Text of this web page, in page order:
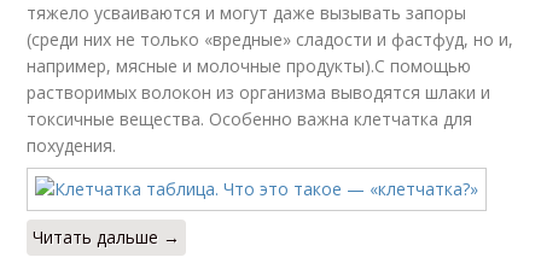
тяжело усваиваются и могут даже вызывать запоры
(среди них не только «вредные» сладости и фастфуд, но и,
например, мясные и молочные продукты).С помощью
растворимых волокон из организма выводятся шлаки и
токсичные вещества. Особенно важна клетчатка для
похудения.
Читать дальше →